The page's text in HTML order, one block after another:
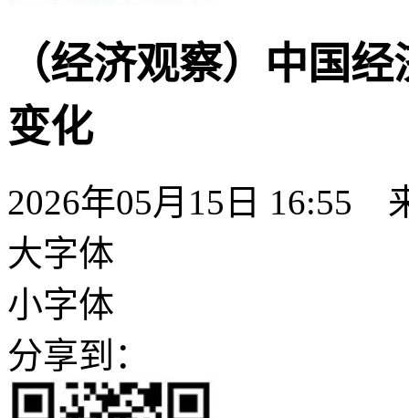
（经济观察）中国
变化
2026年05月15日 16:55
大字体
小字体
分享到：